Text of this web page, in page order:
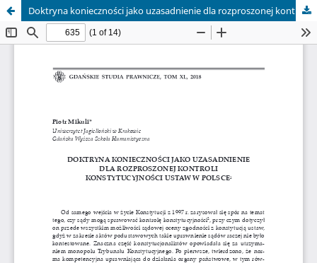
Doktryna konieczności jako uzasadnienie dla rozproszonej kontroli konstytucyjności ustaw w Polsce